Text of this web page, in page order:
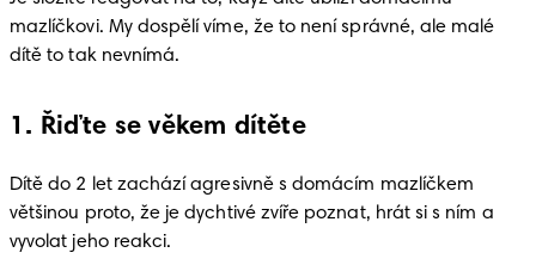
mazlíčkovi. My dospělí víme, že to není správné, ale malé
dítě to tak nevnímá.
1. Řiďte se věkem dítěte
Dítě do 2 let zachází agresivně s domácím mazlíčkem
většinou proto, že je dychtivé zvíře poznat, hrát si s ním a
vyvolat jeho reakci.